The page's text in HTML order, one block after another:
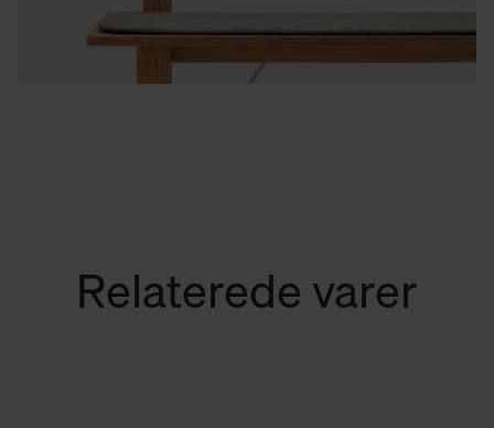
Relaterede varer